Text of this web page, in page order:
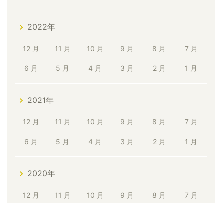
2022年
12 月 11 月 10 月 9 月 8 月 7 月
6 月 5 月 4 月 3 月 2 月 1 月
2021年
12 月 11 月 10 月 9 月 8 月 7 月
6 月 5 月 4 月 3 月 2 月 1 月
2020年
12 月 11 月 10 月 9 月 8 月 7 月